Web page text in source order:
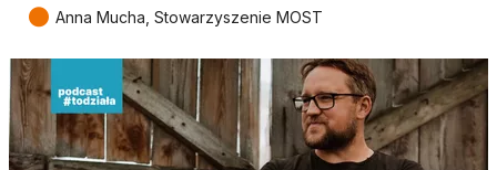
● Anna Mucha, Stowarzyszenie MOST